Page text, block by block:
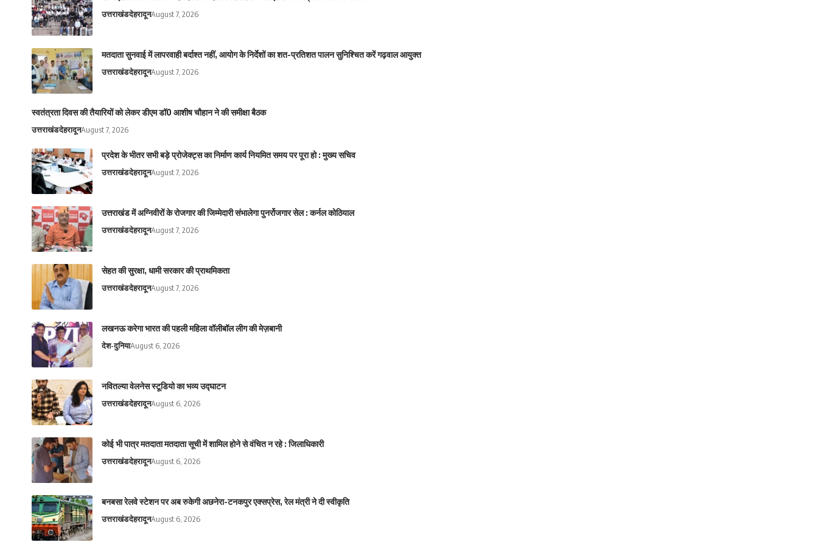
उत्तराखंडदेहरादूनAugust 7, 2026
मतदाता सुनवाई में लापरवाही बर्दाश्त नहीं, आयोग के निर्देशों का शत-प्रतिशत पालन सुनिश्चित करें गढ़वाल आयुक्त
उत्तराखंडदेहरादूनAugust 7, 2026
स्वतंत्रता दिवस की तैयारियों को लेकर डीएम डॉ0 आशीष चौहान ने की समीक्षा बैठक
उत्तराखंडदेहरादूनAugust 7, 2026
प्रदेश के भीतर सभी बड़े प्रोजेक्ट्स का निर्माण कार्य नियमित समय पर पूरा हो : मुख्य सचिव
उत्तराखंडदेहरादूनAugust 7, 2026
उत्तराखंड में अग्निवीरों के रोजगार की जिम्मेदारी संभालेगा पुनर्रोजगार सेल : कर्नल कोठियाल
उत्तराखंडदेहरादूनAugust 7, 2026
सेहत की सुरक्षा, धामी सरकार की प्राथमिकता
उत्तराखंडदेहरादूनAugust 7, 2026
लखनऊ करेगा भारत की पहली महिला वॉलीबॉल लीग की मेज़बानी
देश-दुनियाAugust 6, 2026
नवितल्या वेलनेस स्टूडियो का भव्य उद्घाटन
उत्तराखंडदेहरादूनAugust 6, 2026
कोई भी पात्र मतदाता मतदाता सूची में शामिल होने से वंचित न रहे : जिलाधिकारी
उत्तराखंडदेहरादूनAugust 6, 2026
बनबसा रेलवे स्टेशन पर अब रुकेगी अछनेरा-टनकपुर एक्सप्रेस, रेल मंत्री ने दी स्वीकृति
उत्तराखंडदेहरादूनAugust 6, 2026